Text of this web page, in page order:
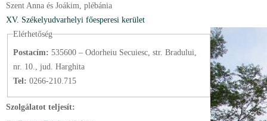
Szent Anna és Joákim, plébánia
XV. Székelyudvarhelyi főesperesi kerület
Elérhetőség
Postacím: 535600 – Odorheiu Secuiesc, str. Bradului,
nr. 10., jud. Harghita
Tel: 0266-210.715
Szolgálatot teljesít: